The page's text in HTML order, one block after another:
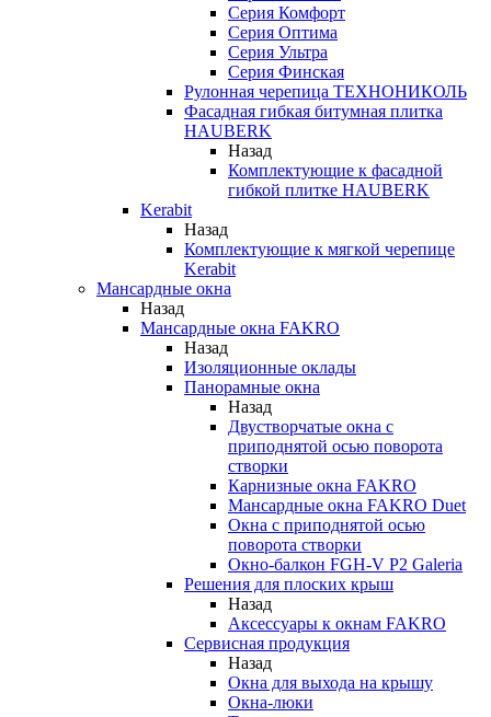
Серия Комфорт
Серия Оптима
Серия Ультра
Серия Финская
Рулонная черепица ТЕХНОНИКОЛЬ
Фасадная гибкая битумная плитка
HAUBERK
Назад
Комплектующие к фасадной
гибкой плитке HAUBERK
Kerabit
Назад
Комплектующие к мягкой черепице
Kerabit
Мансардные окна
Назад
Мансардные окна FAKRO
Назад
Изоляционные оклады
Панорамные окна
Назад
Двустворчатые окна с
приподнятой осью поворота
створки
Карнизные окна FAKRO
Мансардные окна FAKRO Duet
Окна с приподнятой осью
поворота створки
Окно-балкон FGH-V P2 Galeria
Решения для плоских крыш
Назад
Аксессуары к окнам FAKRO
Сервисная продукция
Назад
Окна для выхода на крышу
Окна-люки